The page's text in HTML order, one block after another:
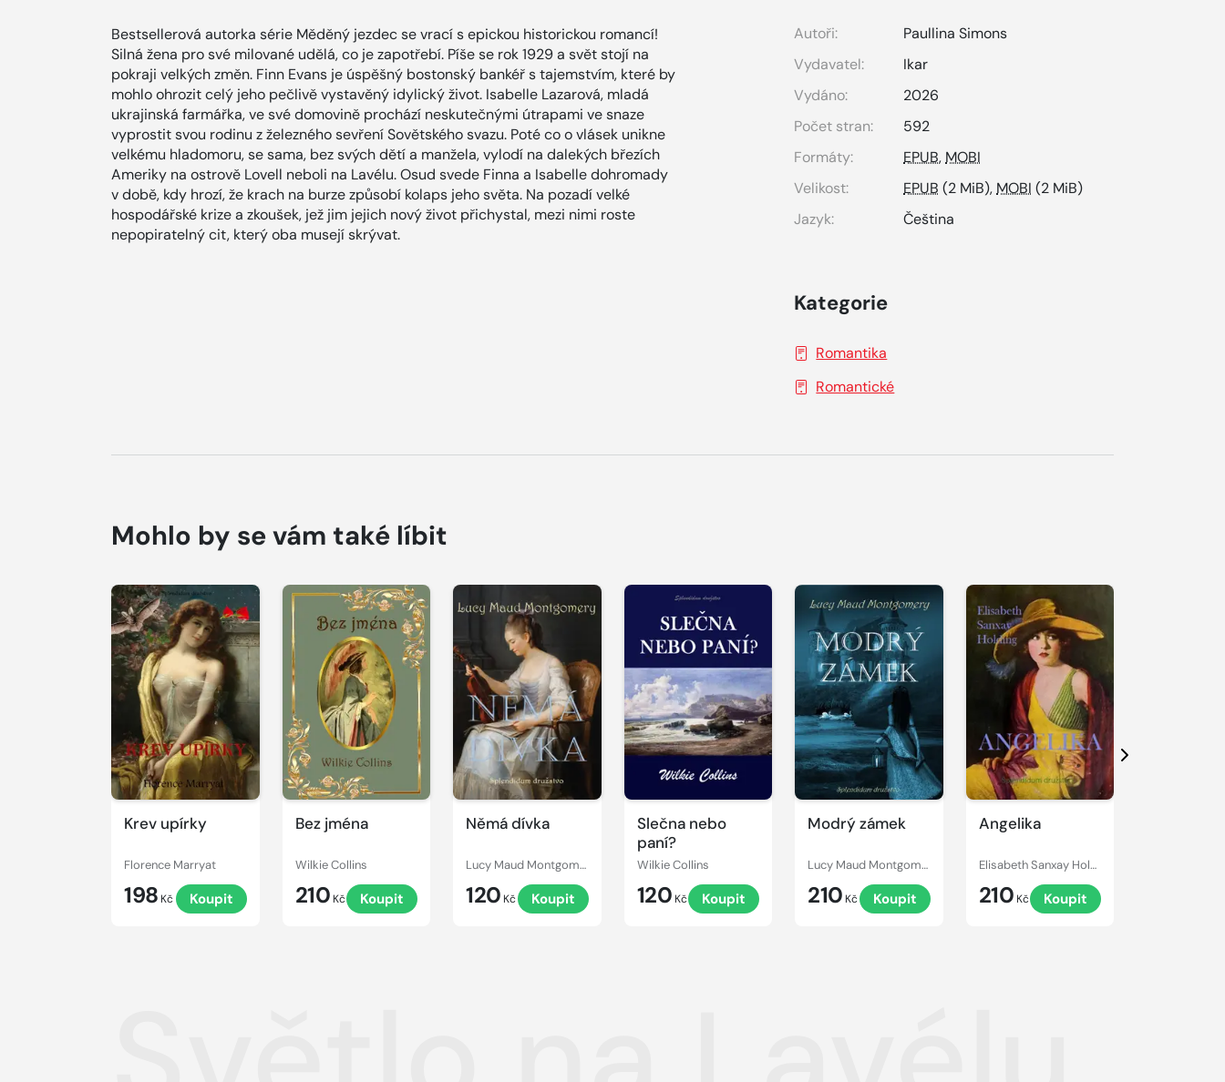
Bestsellerová autorka série Měděný jezdec se vrací s epickou historickou romancí!
Silná žena pro své milované udělá, co je zapotřebí. Píše se rok 1929 a svět stojí na
pokraji velkých změn. Finn Evans je úspěšný bostonský bankéř s tajemstvím, které by
mohlo ohrozit celý jeho pečlivě vystavěný idylický život. Isabelle Lazarová, mladá
ukrajinská farmářka, ve své domovině prochází neskutečnými útrapami ve snaze
vyprostit svou rodinu z železného sevření Sovětského svazu. Poté co o vlásek unikne
velkému hladomoru, se sama, bez svých dětí a manžela, vylodí na dalekých březích
Ameriky na ostrově Lovell neboli na Lavélu. Osud svede Finna a Isabelle dohromady
v době, kdy hrozí, že krach na burze způsobí kolaps jeho světa. Na pozadí velké
hospodářské krize a zkoušek, jež jim jejich nový život přichystal, mezi nimi roste
nepopiratelný cit, který oba musejí skrývat.
Autoři:
Paullina Simons
Vydavatel:
Ikar
Vydáno:
2026
Počet stran:
592
Formáty:
EPUB, MOBI
Velikost:
EPUB (2 MiB), MOBI (2 MiB)
Jazyk:
Čeština
Kategorie
Romantika
Romantické
Mohlo by se vám také líbit
Krev upírky
Florence Marryat
198 Kč Koupit
Bez jména
Wilkie Collins
210 Kč Koupit
Němá dívka
Lucy Maud Montgomery
120 Kč Koupit
Slečna nebo
paní?
Wilkie Collins
120 Kč Koupit
Modrý zámek
Lucy Maud Montgomery
210 Kč Koupit
Angelika
Elisabeth Sanxay Holding
210 Kč Koupit
Další